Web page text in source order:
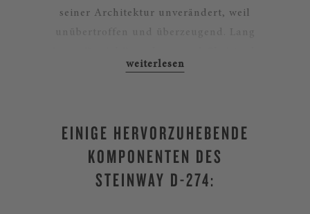
seiner Architektur unverändert, weil
Eschenbach sind drei von mehr als
Hause als ihr bestes bewerten. Eine
etwas kleinere Konzertflügel-Variante
STEINWAY D-274: EINE
INVESTITION FÜRS LEBEN –
UND FÜR DIE FAMILIE
EINIGE HERVORZUHEBENDE
KOMPONENTEN DES
STEINWAY D-274: